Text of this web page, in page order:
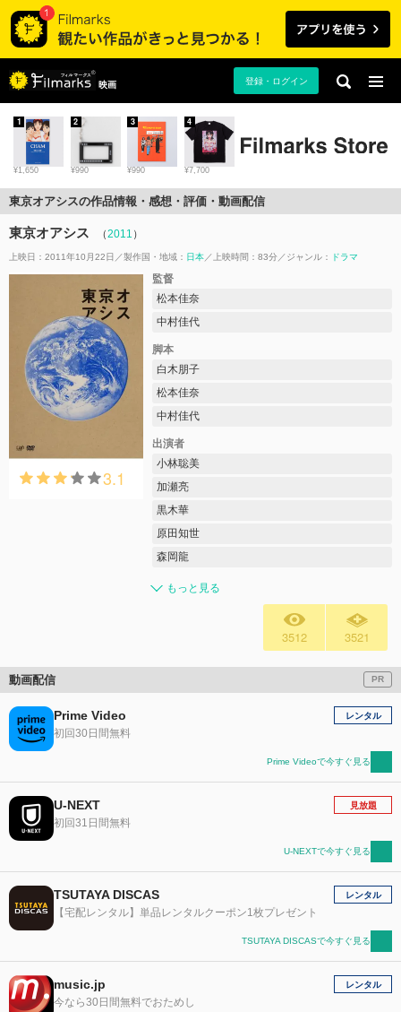
映画 登録・ログイン
¥1,650
1
¥990
2
¥990
3
¥7,700
4
東京オアシスの作品情報・感想・評価・動画配信
東京オアシス （2011 ）
上映日：2011年10月22日 製作国・地域： 日本 上映時間：83分 ジャンル： ドラマ
3.1
監督
松本佳奈
中村佳代
脚本
白木朋子
松本佳奈
中村佳代
出演者
小林聡美
加瀬亮
黒木華
原田知世
森岡龍
もっと見る
3512 3521
動画配信 PR
Prime Video
初回30日間無料
レンタル
Prime Videoで今すぐ見る
U-NEXT
初回31日間無料
見放題
U-NEXTで今すぐ見る
TSUTAYA DISCAS
【宅配レンタル】単品レンタルクーポン1枚プレゼント
レンタル
TSUTAYA DISCASで今すぐ見る
music.jp
今なら30日間無料でおためし
レンタル